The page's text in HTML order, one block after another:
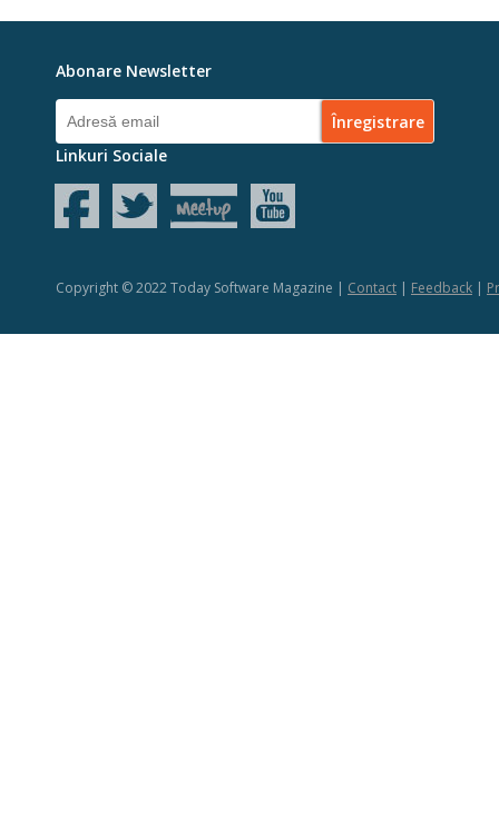
Abonare Newsletter
Linkuri Sociale
Copyright © 2022 Today Software Magazine | Contact Feedback